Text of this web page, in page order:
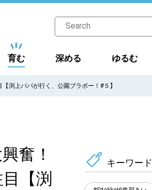
育む 深める ゆるむ
渕上パパが行く、公園ブラボー！#５】
奮！
【渕
キーワード